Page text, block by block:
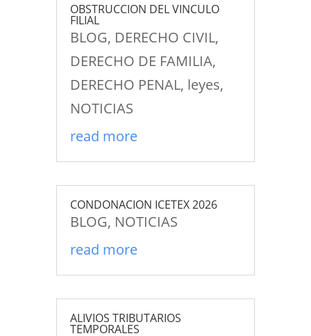
OBSTRUCCION DEL VINCULO
FILIAL
BLOG, DERECHO CIVIL,
DERECHO DE FAMILIA,
DERECHO PENAL, leyes,
NOTICIAS
read more
CONDONACION ICETEX 2026
BLOG, NOTICIAS
read more
ALIVIOS TRIBUTARIOS
TEMPORALES